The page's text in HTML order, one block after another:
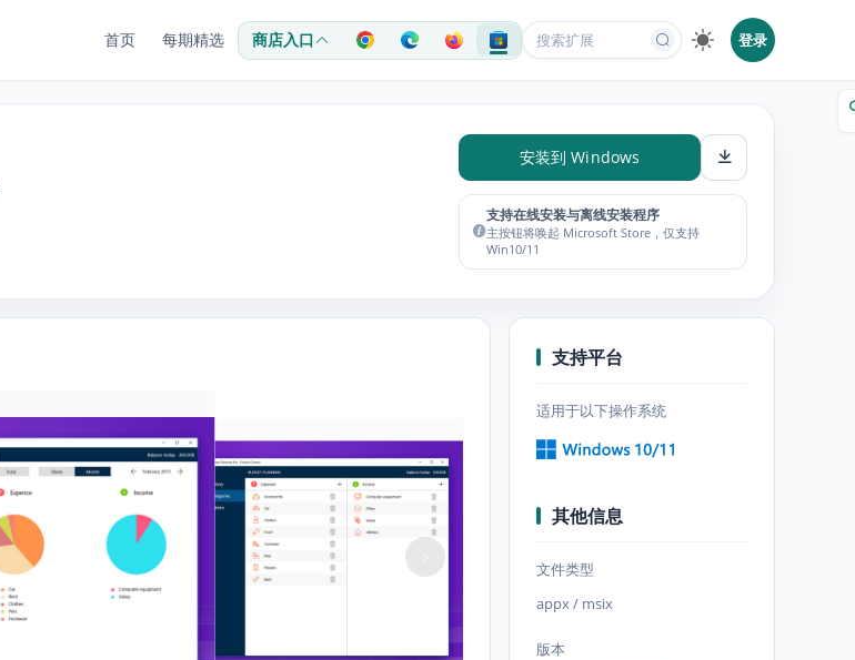
首页 每期精选 商店入口 登录
安装到 Windows
支持在线安装与离线安装程序
主按钮将唤起 Microsoft Store，仅支持
Win10/11
支持平台
适用于以下操作系统
其他信息
文件类型
appx / msix
版本